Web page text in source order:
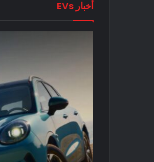
أخبار EVs